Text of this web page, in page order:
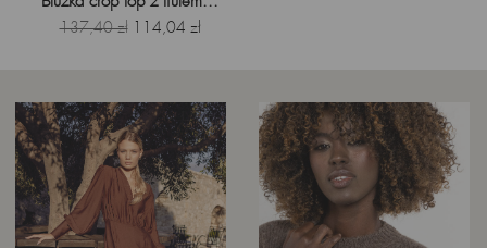
Cena
137,40 zł Cena
114,04 zł